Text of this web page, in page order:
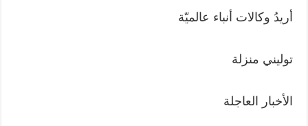
أريدُ وكالات أنباء عالميّة
توليني منزلة
الأخبار العاجلة